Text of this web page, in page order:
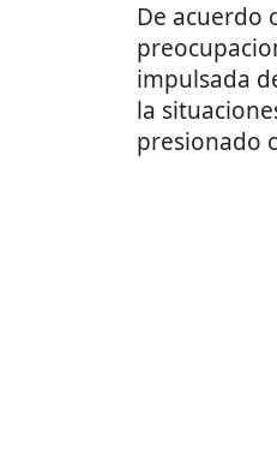
De acuerdo
impulsada
la
presionado